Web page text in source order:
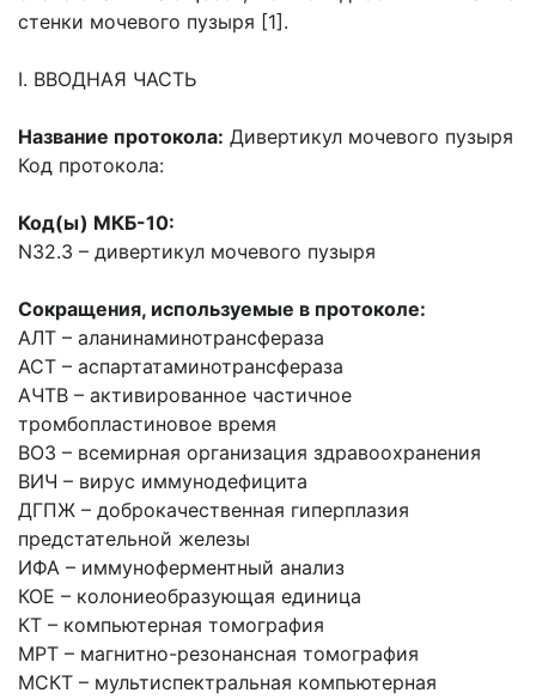
стенки мочевого пузыря [1].
I. ВВОДНАЯ ЧАСТЬ
Название протокола: Дивертикул мочевого пузыря
Код протокола:
Код(ы) МКБ-10:
N32.3 – дивертикул мочевого пузыря
Сокращения, используемые в протоколе:
АЛТ – аланинаминотрансфераза
АСТ – аспартатаминотрансфераза
АЧТВ – активированное частичное
тромбопластиновое время
ВОЗ – всемирная организация здравоохранения
ВИЧ – вирус иммунодефицита
ДГПЖ – доброкачественная гиперплазия
предстательной железы
ИФА – иммуноферментный анализ
КОЕ – колониеобразующая единица
КТ – компьютерная томография
МРТ – магнитно-резонансная томография
МСКТ – мультиспектральная компьютерная